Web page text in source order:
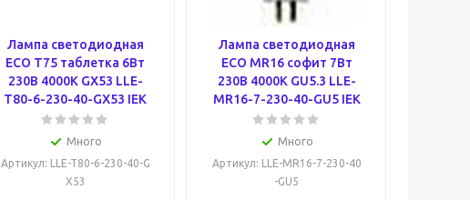
Лампа светодиодная
ECO T75 таблетка 6Вт
230В 4000К GX53 LLE-
T80-6-230-40-GX53 IEK
Много
Артикул: LLE-T80-6-230-40-G
X53
Лампа светодиодная
ECO MR16 софит 7Вт
230В 4000К GU5.3 LLE-
MR16-7-230-40-GU5 IEK
Много
Артикул: LLE-MR16-7-230-40
-GU5